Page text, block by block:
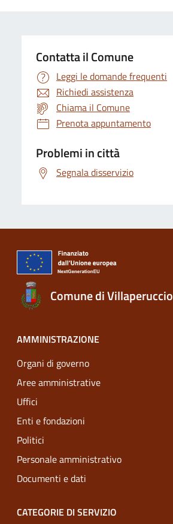
Contatta il Comune
Leggi le domande frequenti
Richiedi assistenza
Chiama il Comune
Prenota appuntamento
Problemi in città
Segnala disservizio
Comune di Villaperuccio
AMMINISTRAZIONE
Organi di governo
Aree amministrative
Uffici
Enti e fondazioni
Politici
Personale amministrativo
Documenti e dati
CATEGORIE DI SERVIZIO